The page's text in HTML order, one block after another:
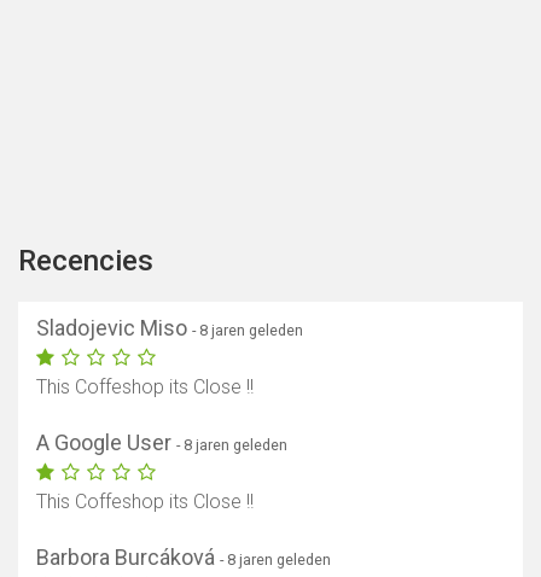
Recencies
Sladojevic Miso - 8 jaren geleden
This Coffeshop its Close !!
A Google User - 8 jaren geleden
This Coffeshop its Close !!
Barbora Burcáková - 8 jaren geleden